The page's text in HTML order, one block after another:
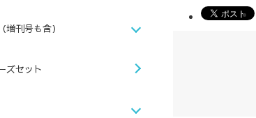
増刊号も含）
ズセット